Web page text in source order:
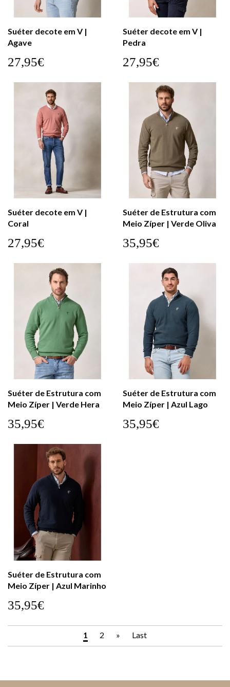
Suéter decote em V |
Agave
27,95€
Suéter decote em V |
Pedra
27,95€
Suéter decote em V |
Coral
27,95€
Suéter de Estrutura com
Meio Zíper | Verde Oliva
35,95€
Suéter de Estrutura com
Meio Zíper | Verde Hera
35,95€
Suéter de Estrutura com
Meio Zíper | Azul Lago
35,95€
Suéter de Estrutura com
Meio Zíper | Azul Marinho
35,95€
1 2 » Last